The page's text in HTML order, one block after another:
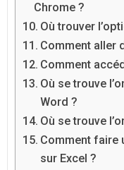
Chrome ?
Où trouver
Comment aller
Comment
Où se trouve
Word ?
Où se trouve
Comment faire
sur Excel ?